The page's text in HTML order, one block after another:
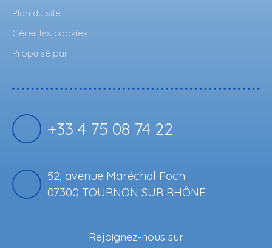
Plan du site
Gérer les cookies
Propulsé par
+33 4 75 08 74 22
52, avenue Maréchal Foch
07300 TOURNON SUR RHÔNE
Rejoignez-nous sur